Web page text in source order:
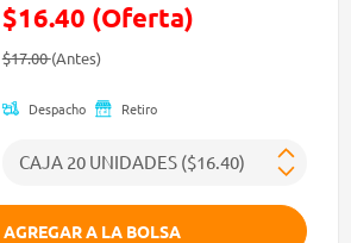
$16.40 (Oferta)
Precio reducido de
$17.00(Antes)(Oferta)
Despacho Retiro
AGREGAR A LA BOLSA